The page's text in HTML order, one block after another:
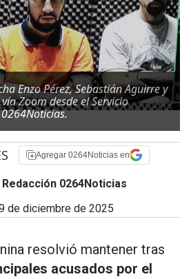
Enzo Pérez, Sebastián Aguirre y
Zoom desde el Servicio
Agregar 0264Noticias en
0264Noticias
de diciembre de 2025
resolvió mantener tras
acusados por el